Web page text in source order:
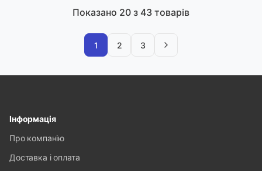
Показано 20 з 43 товарів
1 2 3
Інформація
Про компанію
Доставка і оплата